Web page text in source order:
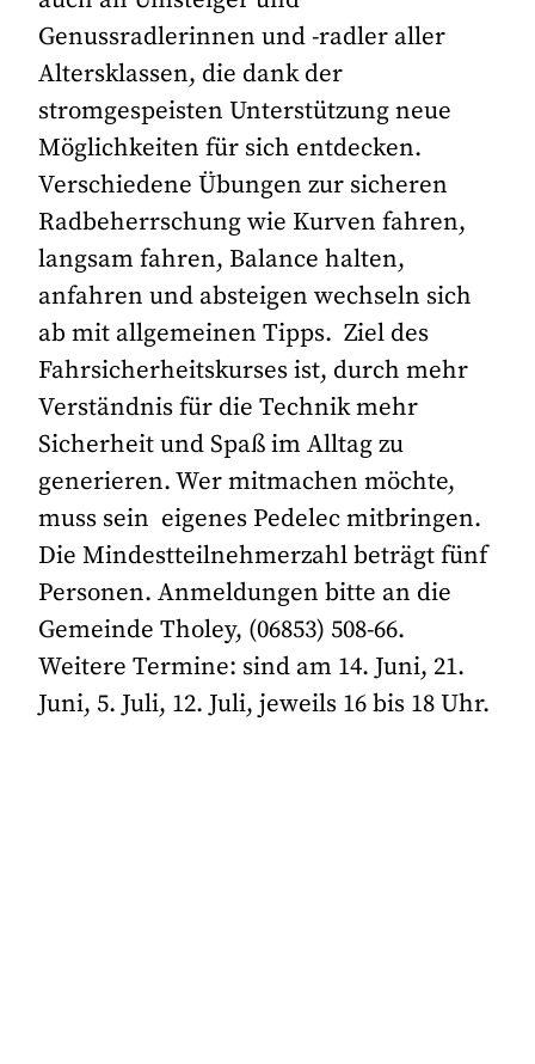
Genussradlerinnen und -radler aller
Altersklassen, die dank der
stromgespeisten Unterstützung neue
Möglichkeiten für sich entdecken.
Verschiedene Übungen zur sicheren
Radbeherrschung wie Kurven fahren,
langsam fahren, Balance halten,
anfahren und absteigen wechseln sich
ab mit allgemeinen Tipps. Ziel des
Fahrsicherheitskurses ist, durch mehr
Verständnis für die Technik mehr
Sicherheit und Spaß im Alltag zu
generieren. Wer mitmachen möchte,
muss sein eigenes Pedelec mitbringen.
Die Mindestteilnehmerzahl beträgt fünf
Personen. Anmeldungen bitte an die
Gemeinde Tholey, (06853) 508-66.
Weitere Termine: sind am 14. Juni, 21.
Juni, 5. Juli, 12. Juli, jeweils 16 bis 18 Uhr.